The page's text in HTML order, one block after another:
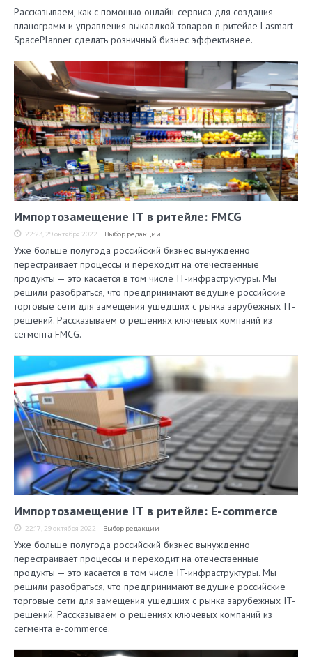
Рассказываем, как с помощью онлайн-сервиса для создания
планограмм и управления выкладкой товаров в ритейле Lasmart
SpacePlanner сделать розничный бизнес эффективнее.
Импортозамещение IT в ритейле: FMCG
22:23, 29 октября 2022 Выбор редакции
Уже больше полугода российский бизнес вынужденно
перестраивает процессы и переходит на отечественные
продукты — это касается в том числе IT-инфраструктуры. Мы
решили разобраться, что предпринимают ведущие российские
торговые сети для замещения ушедших с рынка зарубежных IT-
решений. Рассказываем о решениях ключевых компаний из
сегмента FMCG.
Импортозамещение IT в ритейле: E-commerce
22:17, 29 октября 2022 Выбор редакции
Уже больше полугода российский бизнес вынужденно
перестраивает процессы и переходит на отечественные
продукты — это касается в том числе IT-инфраструктуры. Мы
решили разобраться, что предпринимают ведущие российские
торговые сети для замещения ушедших с рынка зарубежных IT-
решений. Рассказываем о решениях ключевых компаний из
сегмента e-commerce.